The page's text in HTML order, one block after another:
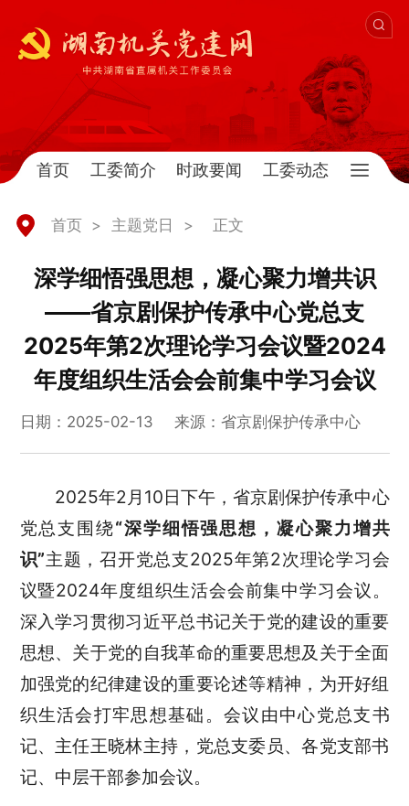
首页 工委简介 时政要闻 工委动态
首页 > 主题党日 > 正文
深学细悟强思想，凝心聚力增共识
——省京剧保护传承中心党总支
2025年第2次理论学习会议暨2024
年度组织生活会会前集中学习会议
日期：2025-02-13 来源：省京剧保护传承中心
2025年2月10日下午，省京剧保护传承中心
党总支围绕“深学细悟强思想，凝心聚力增共
识”主题，召开党总支2025年第2次理论学习会
议暨2024年度组织生活会会前集中学习会议 。
深入学习贯彻习近平总书记关于党的建设的重要
思想、关于党的自我革命的重要思想及关于全面
加强党的纪律建设的重要论述等精神，为开好组
织生活会打牢思想基础。会议由中心党总支书
记、主任王晓林主持，党总支委员、各党支部书
记、中层干部参加会议。